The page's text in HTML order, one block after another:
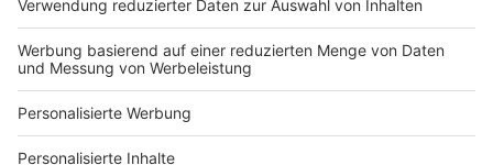
Hausanbieter-Suche
Bauprojekt-Profil
Für Unternehmen
Ihre Baufirma auf bauen.de